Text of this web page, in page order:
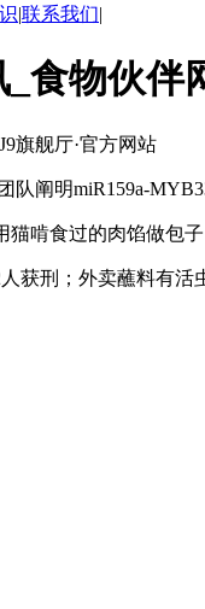
|联系我们|
食物伙伴
旗舰厅·官方网站
阐明miR159a-
食过的肉馅做包子
刑；外卖蘸料有活